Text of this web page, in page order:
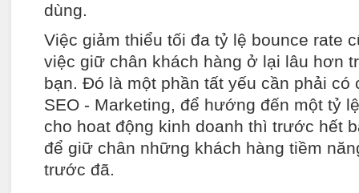
dùng.
Việc giảm thiểu tối đa tỷ lệ bounce rate
việc giữ chân khách hàng ở lại lâu hơn
bạn. Đó là một phần tất yếu cần phải có
SEO - Marketing, để hướng đến một tỷ
cho hoat động kinh doanh thì trước hết
để giữ chân những khách hàng tiềm
trước đã.